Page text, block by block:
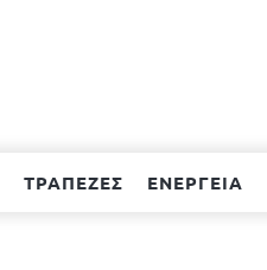
ΤΡΑΠΕΖΕΣ ΕΝΕΡΓΕΙΑ